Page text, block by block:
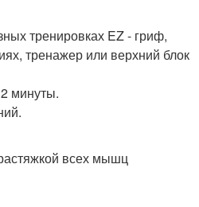
тренировках EZ - гриф,
тренажер или верхний блок
минуты.
всех мышц